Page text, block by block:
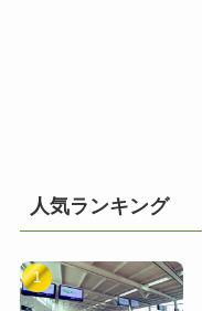
人気ランキング